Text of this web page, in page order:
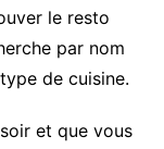
le resto
par nom
de cuisine.
et que vous